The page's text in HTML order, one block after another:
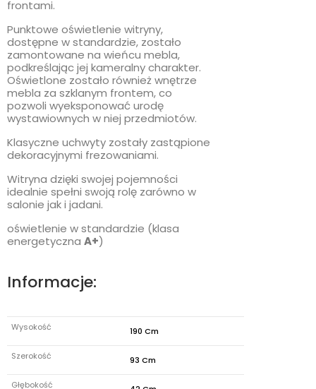
frontami.
Punktowe oświetlenie witryny,
dostępne w standardzie, zostało
zamontowane na wieńcu mebla,
podkreślając jej kameralny charakter.
Oświetlone zostało również wnętrze
mebla za szklanym frontem, co
pozwoli wyeksponować urodę
wystawiownych w niej przedmiotów.
Klasyczne uchwyty zostały zastąpione
dekoracyjnymi frezowaniami.
Witryna dzięki swojej pojemności
idealnie spełni swoją rolę zarówno w
salonie jak i jadani.
oświetlenie w standardzie (klasa
energetyczna A+)
Informacje:
Wysokość 190 Cm
Szerokość 93 Cm
Głębokość